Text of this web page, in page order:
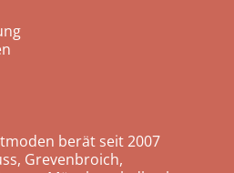
berät seit 2007
Grevenbroich,